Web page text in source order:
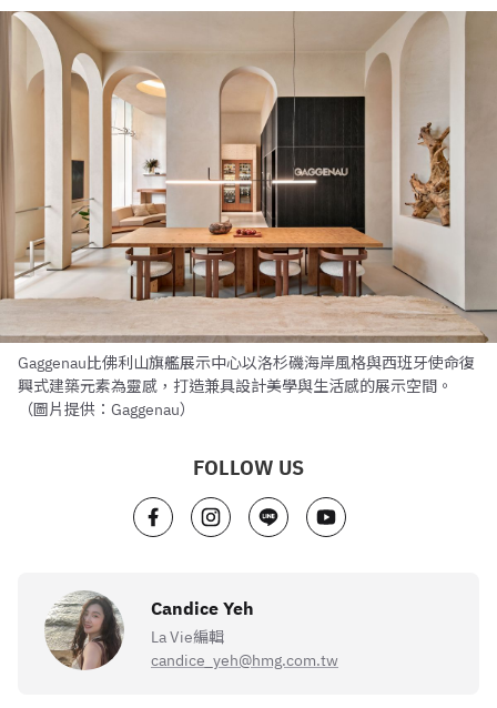
Gaggenau比佛利山旗艦展示中心以洛杉磯海岸風格與西班牙使命復
興式建築元素為靈感，打造兼具設計美學與生活感的展示空間。
（圖片提供：Gaggenau）
FOLLOW US
Candice Yeh
La Vie編輯
candice_yeh@hmg.com.tw